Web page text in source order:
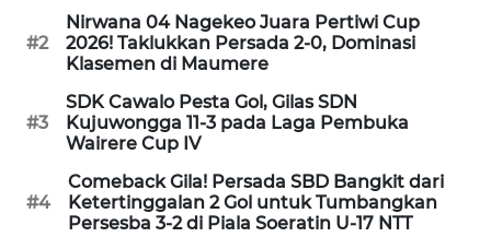
#2
Nirwana 04 Nagekeo Juara Pertiwi Cup
2026! Taklukkan Persada 2-0, Dominasi
Klasemen di Maumere
#3
SDK Cawalo Pesta Gol, Gilas SDN
Kujuwongga 11-3 pada Laga Pembuka
Wairere Cup IV
#4
Comeback Gila! Persada SBD Bangkit dari
Ketertinggalan 2 Gol untuk Tumbangkan
Persesba 3-2 di Piala Soeratin U-17 NTT
WN
SUKABUMI
WN
PURWAKARTA
WN
PRIANGAN